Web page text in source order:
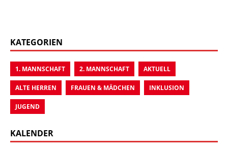
KATEGORIEN
1. MANNSCHAFT 2. MANNSCHAFT AKTUELL
ALTE HERREN FRAUEN & MÄDCHEN INKLUSION
JUGEND
KALENDER